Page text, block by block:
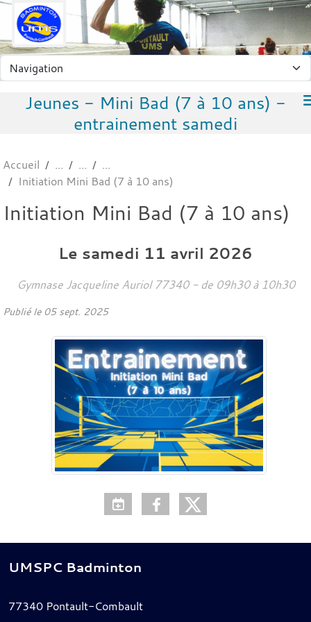
Jeunes - Mini Bad (7 à 10 ans) -
entrainement samedi
Accueil
Initiation Mini Bad (7 à 10 ans)
Initiation Mini Bad (7 à 10 ans)
Le samedi 11 avril 2026
Gymnase Jacqueline Auriol 77340 - de 09h30 à 10h30
Publié le 05 sept. 2025
UMSPC Badminton
77340 Pontault-Combault
Panneau de gestion des cookies